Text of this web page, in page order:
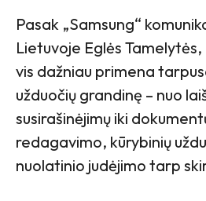
Pasak „Samsung“
Lietuvoje Eglės
vis dažniau primena
užduočių grandinę – nuo
susirašinėjimų iki
redagavimo, kūrybinių
nuolatinio judėjimo tarp